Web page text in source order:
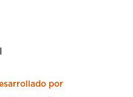
por